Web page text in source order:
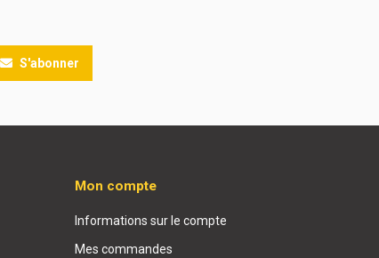
S'abonner
Mon compte
Informations sur le compte
Mes commandes